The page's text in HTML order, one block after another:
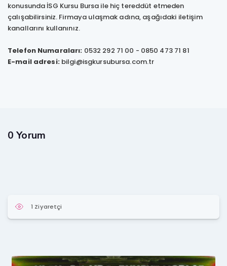
konusunda İSG Kursu Bursa ile hiç tereddüt etmeden
çalışabilirsiniz. Firmaya ulaşmak adına, aşağıdaki iletişim
kanallarını kullanınız.
Telefon Numaraları: 0532 292 71 00 - 0850 473 71 81
E-mail adresi: bilgi@isgkursubursa.com.tr
0 Yorum
1 Ziyaretçi